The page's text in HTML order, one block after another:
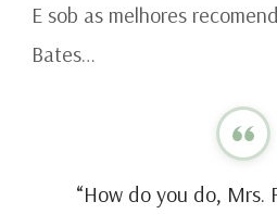
E sob as melhores
Bates…
“How do you do, Mrs.